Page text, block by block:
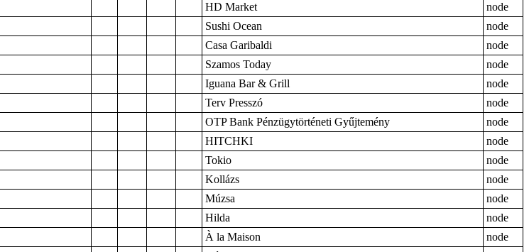
HD Market
node
Sushi Ocean
node
Casa Garibaldi
node
Szamos Today
node
Iguana Bar & Grill
node
Terv Presszó
node
OTP Bank Pénzügytörténeti Gyűjtemény
node
HITCHKI
node
Tokio
node
Kollázs
node
Múzsa
node
Hilda
node
À la Maison
node